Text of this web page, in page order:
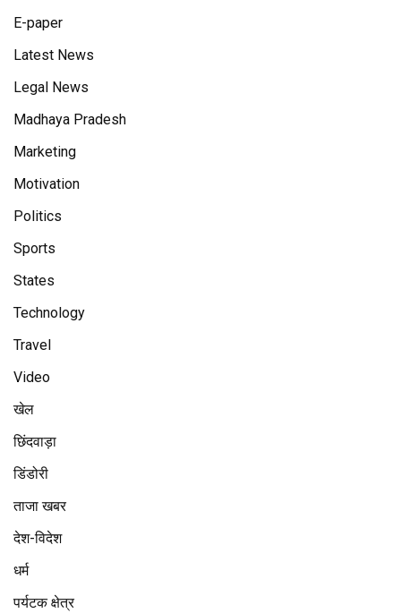
E-paper
Latest News
Legal News
Madhaya Pradesh
Marketing
Motivation
Politics
Sports
States
Technology
Travel
Video
खेल
छिंदवाड़ा
डिंडोरी
ताजा खबर
देश-विदेश
धर्म
पर्यटक क्षेत्र